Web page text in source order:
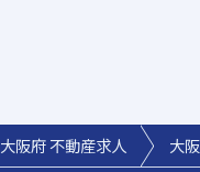
大阪府 不動産求人 大